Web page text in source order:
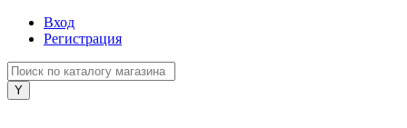
Вход
Регистрация